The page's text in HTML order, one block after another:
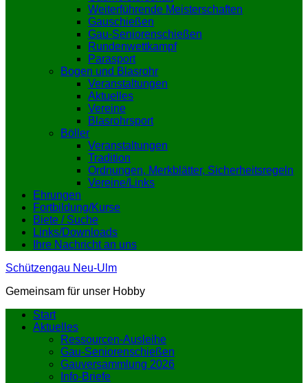
Weiterführende Meisterschaften
Gauschießen
Gau-Seniorenschießen
Rundenwettkampf
Parasport
Bogen und Blasrohr
Veranstaltungen
Aktuelles
Vereine
Blasrohrsport
Böller
Veranstaltungen
Tradition
Ordnungen, Merkblätter, Sicherheitsregeln
Vereine/Links
Ehrungen
Fortbildung/Kurse
Biete / Suche
Links/Downloads
Ihre Nachricht an uns
Schützengau Neu-Ulm
Gemeinsam für unser Hobby
Start
Aktuelles
Ressourcen-Ausleihe
Gau-Seniorenschießen
Gauversammlung 2026
Info-Briefe